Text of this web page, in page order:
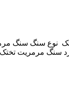
سنگ سنگ
سنگ مرمریت